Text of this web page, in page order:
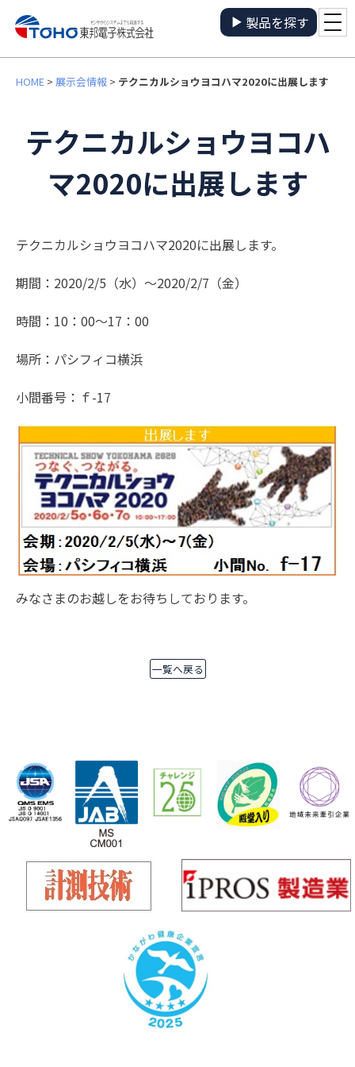
製品を探す
HOME > 展示会情報 > テクニカルショウヨコハマ2020に出展します
テクニカルショウヨコハ
マ2020に出展します
テクニカルショウヨコハマ2020に出展します。
期間：2020/2/5（水）～2020/2/7（金）
時間：10：00～17：00
場所：パシフィコ横浜
小間番号：ｆ-17
みなさまのお越しをお待ちしております。
一覧へ戻る